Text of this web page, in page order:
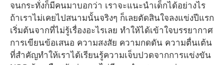
จนกระทั่งก็มีคนมาบอกว่า เราจะแนะนำเด็กได้อย่างไร
ถ้าเราไม่เคยไปสนามนั้นจริงๆ ก็เลยตัดสินใจลงแข่งปีแรก
เริ่มต้นจากที่ไม่รู้เรื่องอะไรเลย ทำให้ได้เข้าใจบรรยากาศ
การเขียนข้อเสนอ ความสงสัย ความกดดัน ความตื่นเต้น
ที่สำคัญทำให้เราได้เรียนรู้ความเจ็บปวดจากการแข่งขัน